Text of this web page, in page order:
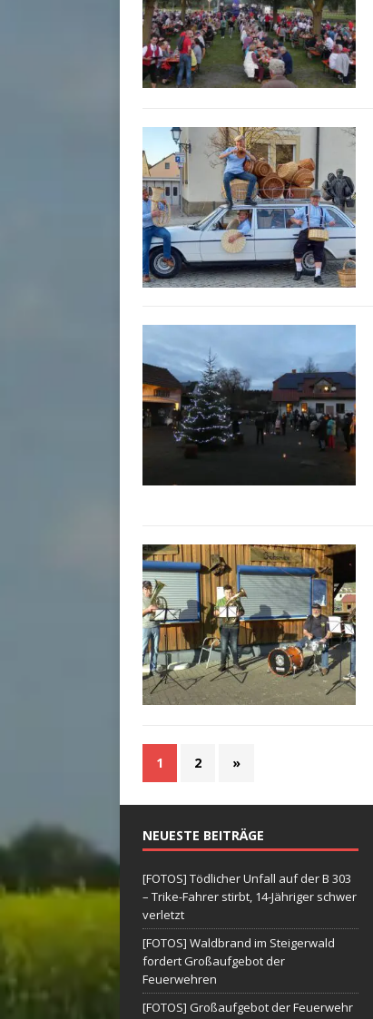
1 2 »
NEUESTE BEITRÄGE
[FOTOS] Tödlicher Unfall auf der B 303
– Trike-Fahrer stirbt, 14-Jähriger schwer
verletzt
[FOTOS] Waldbrand im Steigerwald
fordert Großaufgebot der
Feuerwehren
[FOTOS] Großaufgebot der Feuerwehr